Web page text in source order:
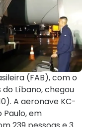
(FAB), com o
Líbano, chegou
A aeronave KC-
Paulo, em